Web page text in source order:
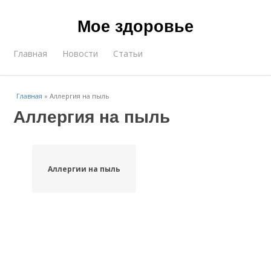
Мое здоровье
Главная Новости Статьи
Главная »Аллергия на пыль
Аллергия на пыль
Аллергии на пыль